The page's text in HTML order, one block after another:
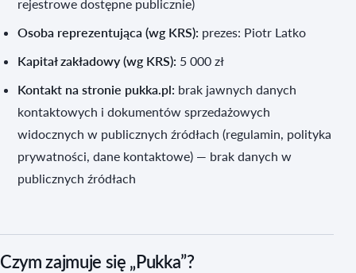
rejestrowe dostępne publicznie)
Osoba reprezentująca (wg KRS): prezes: Piotr Latko
Kapitał zakładowy (wg KRS): 5 000 zł
Kontakt na stronie pukka.pl: brak jawnych danych
kontaktowych i dokumentów sprzedażowych
widocznych w publicznych źródłach (regulamin, polityka
prywatności, dane kontaktowe) — brak danych w
publicznych źródłach
Czym zajmuje się „Pukka”?